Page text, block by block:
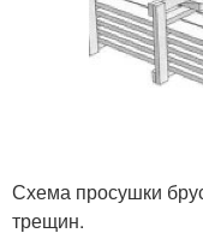
Схема просушки
трещин.